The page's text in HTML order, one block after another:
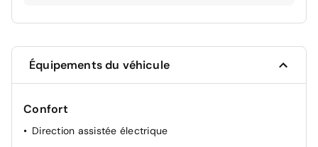
Équipements du véhicule
Confort
Direction assistée électrique